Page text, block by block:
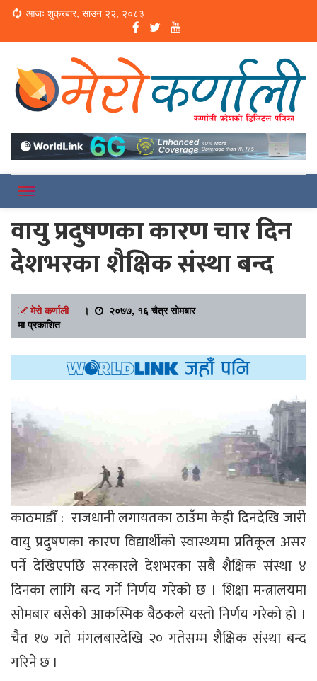
Loading...
आजः शुक्रबार, साउन २२, २०८३
Merokarnali
वायु प्रदुषणका कारण चार दिन
देशभरका शैक्षिक संस्था बन्द
मेरो कर्णाली।
२०७७, १६ चैत्र सोमबार
मा प्रकाशित
काठमाडौँ : राजधानी लगायतका ठाउँमा केही दिनदेखि जारी
वायु प्रदुषणका कारण विद्यार्थीको स्वास्थ्यमा प्रतिकूल असर
पर्ने देखिएपछि सरकारले देशभरका सबै शैक्षिक संस्था ४
दिनका लागि बन्द गर्ने निर्णय गरेको छ । शिक्षा मन्त्रालयमा
सोमबार बसेको आकस्मिक बैठकले यस्तो निर्णय गरेको हो ।
चैत १७ गते मंगलबारदेखि २० गतेसम्म शैक्षिक संस्था बन्द
गरिने छ ।